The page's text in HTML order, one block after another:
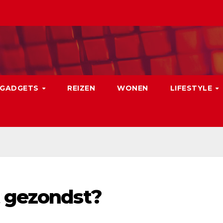
GADGETS REIZEN WONEN LIFESTYLE